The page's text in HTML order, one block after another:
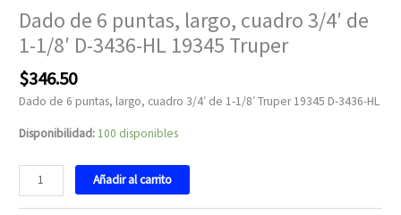
Dado de 6 puntas, largo, cuadro 3/4′ de
1-1/8′ D-3436-HL 19345 Truper
$346.50
Dado de 6 puntas, largo, cuadro 3/4′ de 1-1/8′ Truper 19345 D-3436-HL
Disponibilidad:100 disponibles
cuadro
3/4'
1-
1/8'
3436-
19345
Truper
Añadir al carrito